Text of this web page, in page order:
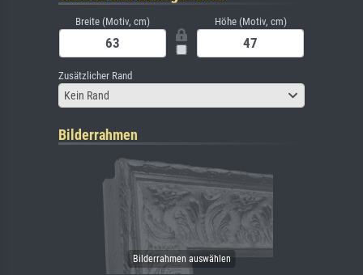
Breite (Motiv, cm) Höhe (Motiv, cm)
Zusätzlicher Rand
Kein Rand
Bilderrahmen